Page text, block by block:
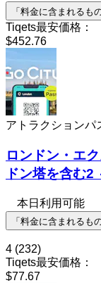
「料金に含まれるも
Tiqets最安価格：
$452.76
アトラクションパ
ロンドン・エ
ドン塔を含む
本日利用可能
「料金に含まれるも
4 (232)
Tiqets最安価格：
$77.67